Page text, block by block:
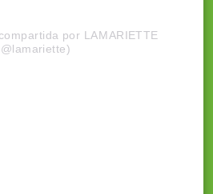
por LAMARIETTE